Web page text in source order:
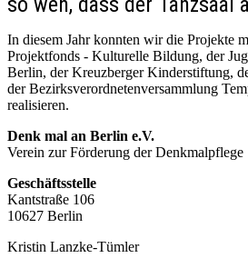
In diesem Jahr konnten wir die Projekte
Projektfonds - Kulturelle Bildung, der
Berlin, der Kreuzberger Kinderstiftung,
der Bezirksverordnetenversammlung
realisieren.
Denk mal an Berlin e.V.
Verein zur Förderung der Denkmalpflege
Geschäftsstelle
Kantstraße 106
10627 Berlin
Kristin Lanzke-Tümler